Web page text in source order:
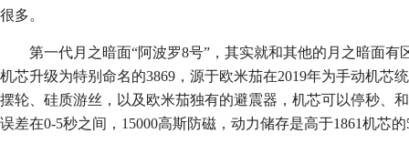
很多。
第一代月之暗面“阿波罗8号”，其实就和其他的月之暗面
机芯升级为特别命名的3869，源于欧米茄在2019年为手动机芯
摆轮、硅质游丝，以及欧米茄独有的避震器，机芯可以停秒、
误差在0-5秒之间，15000高斯防磁，动力储存是高于1861机芯